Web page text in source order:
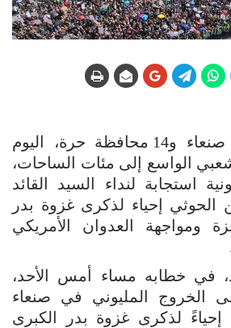
تستعد العاصمة صنعاء و14 محافظة حرة، اليوم
الواسع إلى مئات الساحات،
استجابة لنداء السيد القائد
الحوثي إحياء لذكرى غزوة بدر
ومواجهة العدوان الأمريكي
في خطابه مساء أمس الأحد،
الخروج المليوني في صنعاء
إحياءً لذكرى غزوة بدر الكبرى